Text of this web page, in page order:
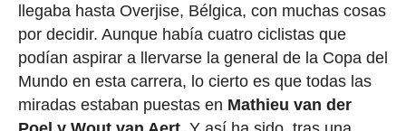
llegaba hasta Overjise, Bélgica, con muchas cosas
por decidir. Aunque había cuatro ciclistas que
podían aspirar a llervarse la general de la Copa del
Mundo en esta carrera, lo cierto es que todas las
miradas estaban puestas en Mathieu van der